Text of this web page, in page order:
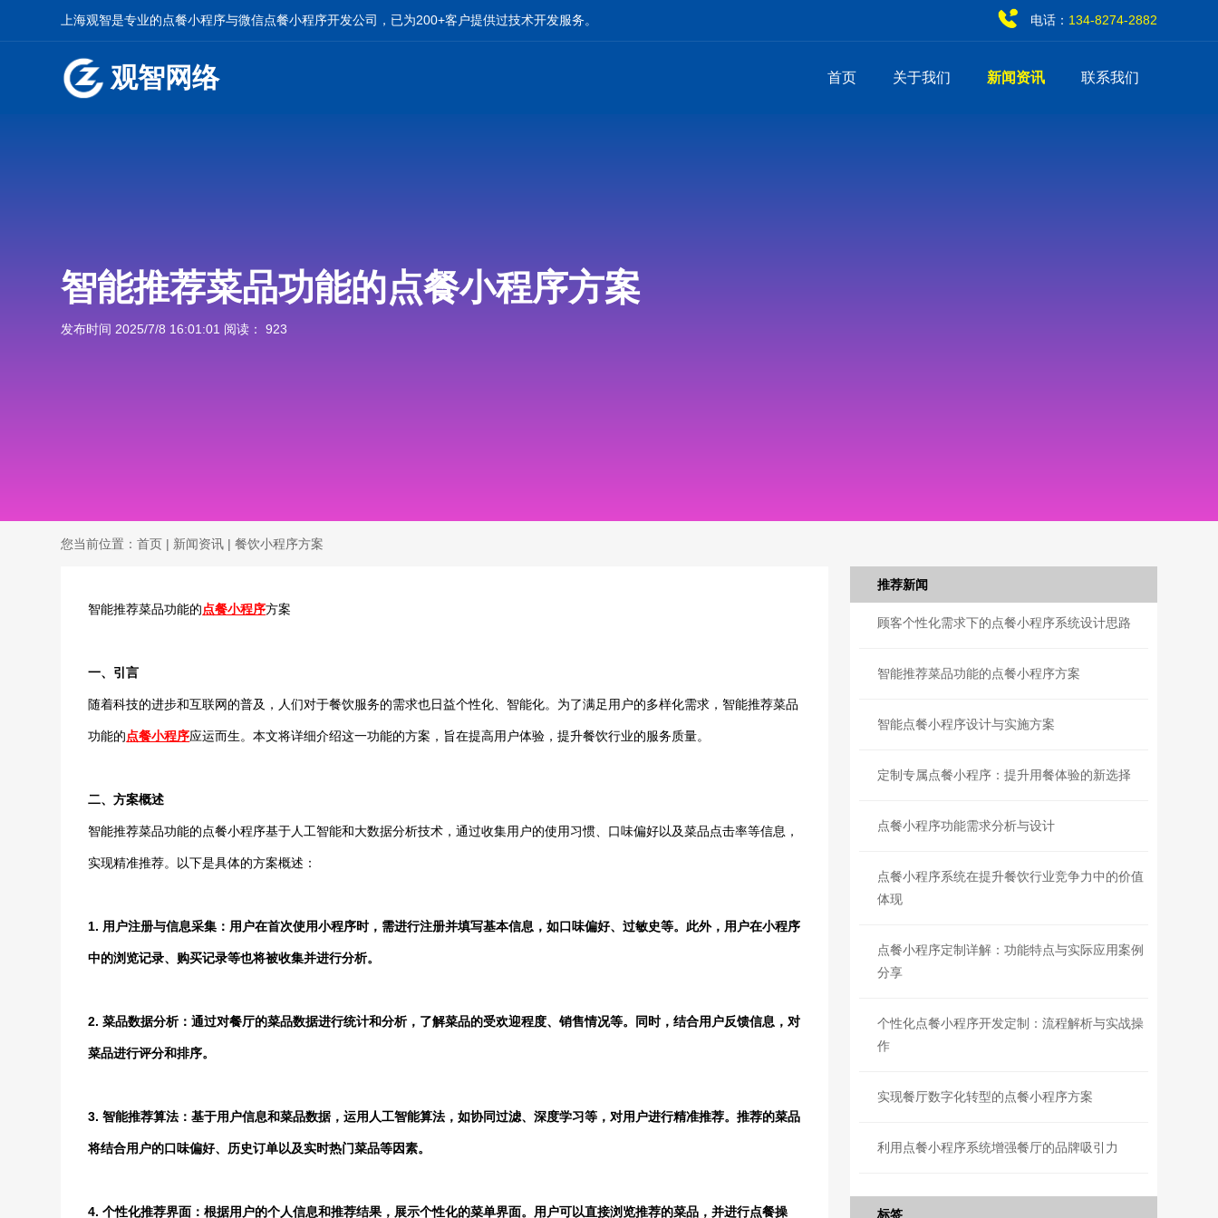
上海观智是专业的点餐小程序与微信点餐小程序开发公司，已为200+客户提供过技术开发服务。 134-8274-2882
电话：
观智网络 首页 关于我们 新闻资讯 联系我们
智能推荐菜品功能的点餐小程序方案
发布时间 2025/7/8 16:01:01 阅读： 923
您当前位置：首页 | 新闻资讯 | 餐饮小程序方案
智能推荐菜品功能的点餐小程序方案
一、引言
随着科技的进步和互联网的普及，人们对于餐饮服务的需求也日益个性化、智能化。为了满足用户的多样化需求，智能推荐菜品
功能的点餐小程序应运而生。本文将详细介绍这一功能的方案，旨在提高用户体验，提升餐饮行业的服务质量。
二、方案概述
智能推荐菜品功能的点餐小程序基于人工智能和大数据分析技术，通过收集用户的使用习惯、口味偏好以及菜品点击率等信息，
实现精准推荐。以下是具体的方案概述：
1. 用户注册与信息采集：用户在首次使用小程序时，需进行注册并填写基本信息，如口味偏好、过敏史等。此外，用户在小程序
中的浏览记录、购买记录等也将被收集并进行分析。
2. 菜品数据分析：通过对餐厅的菜品数据进行统计和分析，了解菜品的受欢迎程度、销售情况等。同时，结合用户反馈信息，对
菜品进行评分和排序。
3. 智能推荐算法：基于用户信息和菜品数据，运用人工智能算法，如协同过滤、深度学习等，对用户进行精准推荐。推荐的菜品
将结合用户的口味偏好、历史订单以及实时热门菜品等因素。
4. 个性化推荐界面：根据用户的个人信息和推荐结果，展示个性化的菜单界面。用户可以直接浏览推荐的菜品，并进行点餐操
推荐新闻
顾客个性化需求下的点餐小程序系统设计思路
智能推荐菜品功能的点餐小程序方案
智能点餐小程序设计与实施方案
定制专属点餐小程序：提升用餐体验的新选择
点餐小程序功能需求分析与设计
点餐小程序系统在提升餐饮行业竞争力中的价值
体现
点餐小程序定制详解：功能特点与实际应用案例
分享
个性化点餐小程序开发定制：流程解析与实战操
作
实现餐厅数字化转型的点餐小程序方案
利用点餐小程序系统增强餐厅的品牌吸引力
标签